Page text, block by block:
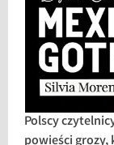
Polscy